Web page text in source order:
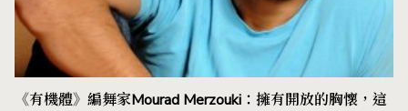
《有機體》編舞家Mourad Merzouki：擁有開放的胸懷，這